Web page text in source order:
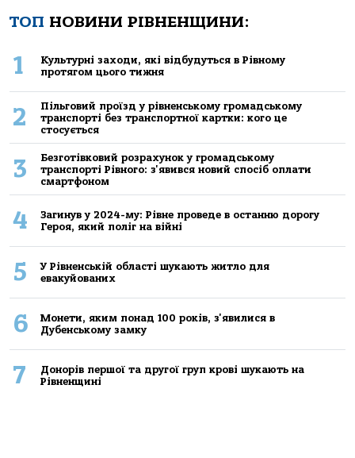
ТОП НОВИНИ РІВНЕНЩИНИ:
1
Культурні заходи, які відбудуться в Рівному
протягом цього тижня
2
Пільговий проїзд у рівненському громадському
транспорті без транспортної картки: кого це
стосується
3
Безготівковий розрахунок у громадському
транспорті Рівного: з'явився новий спосіб оплати
смартфоном
4
Загинув у 2024-му: Рівне проведе в останню дорогу
Героя, який поліг на війні
5
У Рівненській області шукають житло для
евакуйованих
6
Монети, яким понад 100 років, з'явилися в
Дубенському замку
7
Донорів першої та другої груп крові шукають на
Рівненщині